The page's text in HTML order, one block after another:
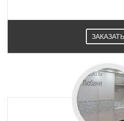
ЗАКАЗАТЬ